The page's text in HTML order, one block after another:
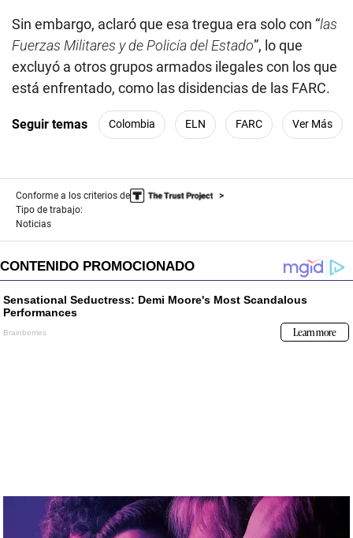
Sin embargo, aclaró que esa tregua era solo con “las
Fuerzas Militares y de Policía del Estado”, lo que
excluyó a otros grupos armados ilegales con los que
está enfrentado, como las disidencias de las FARC.
Seguir temas Colombia ELN FARC Ver Más
Conforme a los criterios de
Tipo de trabajo:
Noticias